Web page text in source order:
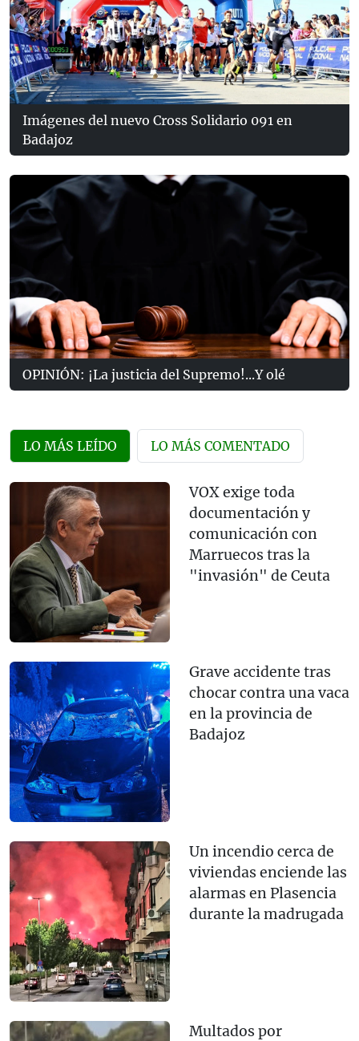
Imágenes del nuevo Cross Solidario 091 en
Badajoz
OPINIÓN: ¡La justicia del Supremo!...Y olé
LO MÁS LEÍDO LO MÁS COMENTADO
VOX exige toda
documentación y
comunicación con
Marruecos tras la
"invasión" de Ceuta
Grave accidente tras
chocar contra una vaca
en la provincia de
Badajoz
Un incendio cerca de
viviendas enciende las
alarmas en Plasencia
durante la madrugada
Multados por